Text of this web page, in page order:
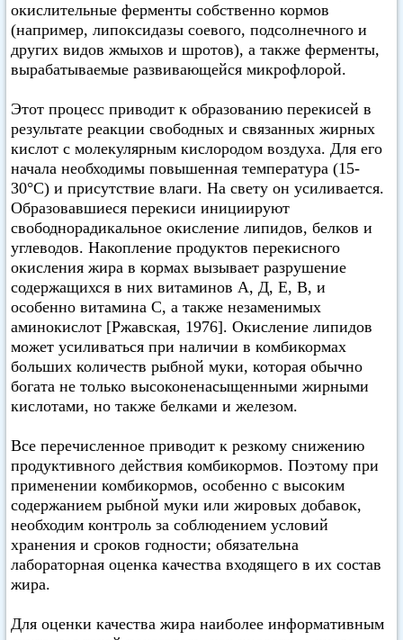
окислительные ферменты собственно кормов
(например, липоксидазы соевого, подсолнечного и
других видов жмыхов и шротов), а также ферменты,
вырабатываемые развивающейся микрофлорой.
Этот процесс приводит к образованию перекисей в
результате реакции свободных и связанных жирных
кислот с молекулярным кислородом воздуха. Для его
начала необходимы повышенная температура (15-
30°C) и присутствие влаги. На свету он усиливается.
Образовавшиеся перекиси инициируют
свободнорадикальное окисление липидов, белков и
углеводов. Накопление продуктов перекисного
окисления жира в кормах вызывает разрушение
содержащихся в них витаминов А, Д, Е, В, и
особенно витамина С, а также незаменимых
аминокислот [Ржавская, 1976]. Окисление липидов
может усиливаться при наличии в комбикормах
больших количеств рыбной муки, которая обычно
богата не только высоконенасыщенными жирными
кислотами, но также белками и железом.
Все перечисленное приводит к резкому снижению
продуктивного действия комбикормов. Поэтому при
применении комбикормов, особенно с высоким
содержанием рыбной муки или жировых добавок,
необходим контроль за соблюдением условий
хранения и сроков годности; обязательна
лабораторная оценка качества входящего в их состав
жира.
Для оценки качества жира наиболее информативным